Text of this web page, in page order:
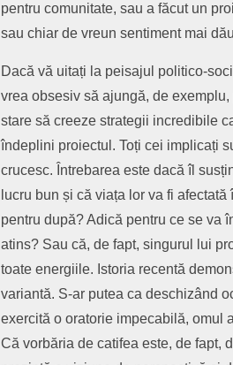
pentru comunitate, sau a făcut un
sau chiar de vreun sentiment mai
Dacă vă uitați la peisajul politico-
vrea obsesiv să ajungă, de
stare să creeze strategii incredibile
îndeplini proiectul. Toți cei implicați
crucesc. Întrebarea este dacă îl
lucru bun și că viața lor va fi
pentru după? Adică pentru ce se va
atins? Sau că, de fapt, singurul lui
toate energiile. Istoria recentă
variantă. S-ar putea ca deschizând
exercită o oratorie impecabilă, omul
Că vorbăria de catifea este, de fapt,